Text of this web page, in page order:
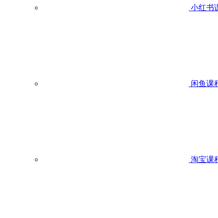
小红书
闲鱼课
淘宝课